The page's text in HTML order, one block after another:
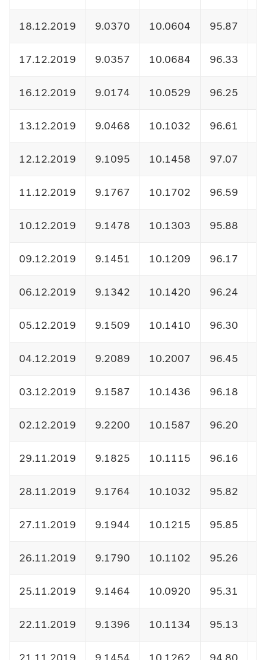
18.12.2019 9.0370 10.0604 95.87
17.12.2019 9.0357 10.0684 96.33
16.12.2019 9.0174 10.0529 96.25
13.12.2019 9.0468 10.1032 96.61
12.12.2019 9.1095 10.1458 97.07
11.12.2019 9.1767 10.1702 96.59
10.12.2019 9.1478 10.1303 95.88
09.12.2019 9.1451 10.1209 96.17
06.12.2019 9.1342 10.1420 96.24
05.12.2019 9.1509 10.1410 96.30
04.12.2019 9.2089 10.2007 96.45
03.12.2019 9.1587 10.1436 96.18
02.12.2019 9.2200 10.1587 96.20
29.11.2019 9.1825 10.1115 96.16
28.11.2019 9.1764 10.1032 95.82
27.11.2019 9.1944 10.1215 95.85
26.11.2019 9.1790 10.1102 95.26
25.11.2019 9.1464 10.0920 95.31
22.11.2019 9.1396 10.1134 95.13